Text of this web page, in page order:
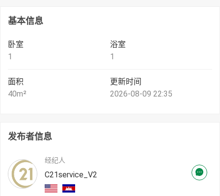
基本信息
卧室
1
浴室
1
面积
40m²
更新时间
2026-08-09 22:35
发布者信息
经纪人
C21service_V2